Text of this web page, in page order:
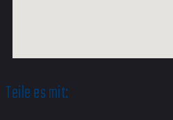
Teile es mit: